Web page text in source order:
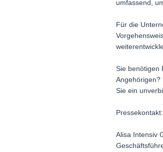
umfassend,
Für die
Sie benötigen
Angehörigen?
Sie ein
Pressekontakt:
Alisa Intensiv